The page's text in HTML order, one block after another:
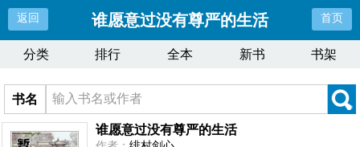
返回 谁愿意过没有尊严的生活 首页
分类 排行 全本 新书 书架
书名
谁愿意过没有尊严的生活